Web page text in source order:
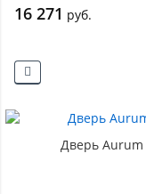
16 271 руб.
Дверь Aurum